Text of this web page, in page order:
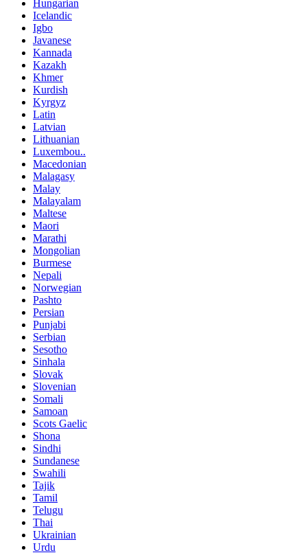
Hungarian
Icelandic
Igbo
Javanese
Kannada
Kazakh
Khmer
Kurdish
Kyrgyz
Latin
Latvian
Lithuanian
Luxembou..
Macedonian
Malagasy
Malay
Malayalam
Maltese
Maori
Marathi
Mongolian
Burmese
Nepali
Norwegian
Pashto
Persian
Punjabi
Serbian
Sesotho
Sinhala
Slovak
Slovenian
Somali
Samoan
Scots Gaelic
Shona
Sindhi
Sundanese
Swahili
Tajik
Tamil
Telugu
Thai
Ukrainian
Urdu